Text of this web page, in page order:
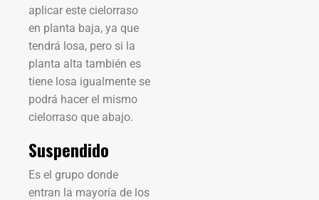
aplicar este cielorraso
en planta baja, ya que
tendrá losa, pero si la
planta alta también es
tiene losa igualmente se
podrá hacer el mismo
cielorraso que abajo.
Suspendido
Es el grupo donde
entran la mayoría de los